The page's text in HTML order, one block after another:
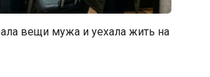
вещи мужа и уехала жить на